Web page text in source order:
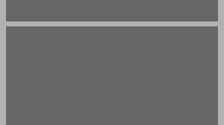
הצגת פרקי הספר ... 18